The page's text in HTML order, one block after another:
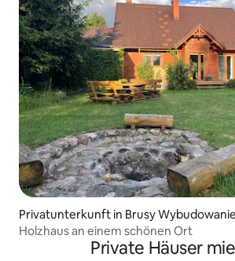
Privatunterkunft in Brusy Wybudowanie
Holzhaus an einem schönen Ort
Private Häuser